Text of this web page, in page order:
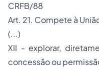
CRFB/88
Art. 21. Compete à
(...)
XII - explorar,
concessão ou